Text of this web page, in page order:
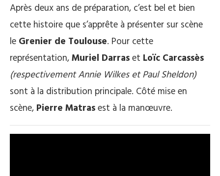
Après deux ans de préparation, c’est bel et bien
cette histoire que s’apprête à présenter sur scène
le Grenier de Toulouse. Pour cette
représentation,Muriel Darraset Loïc Carcassès
(respectivement Annie Wilkes et Paul Sheldon)
sont à la distribution principale. Côté mise en
scène, Pierre Matrasest à la manœuvre.